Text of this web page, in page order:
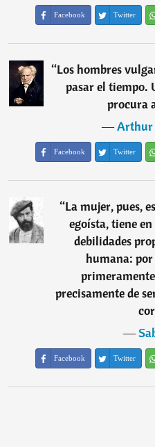
Facebook Twitter
“Los hombres
pasar el tiempo.
procura
―Arthur
Facebook Twitter
“La mujer, pues,
egoísta, tiene
debilidades
humana: por
precisamente de
―
Facebook Twitter